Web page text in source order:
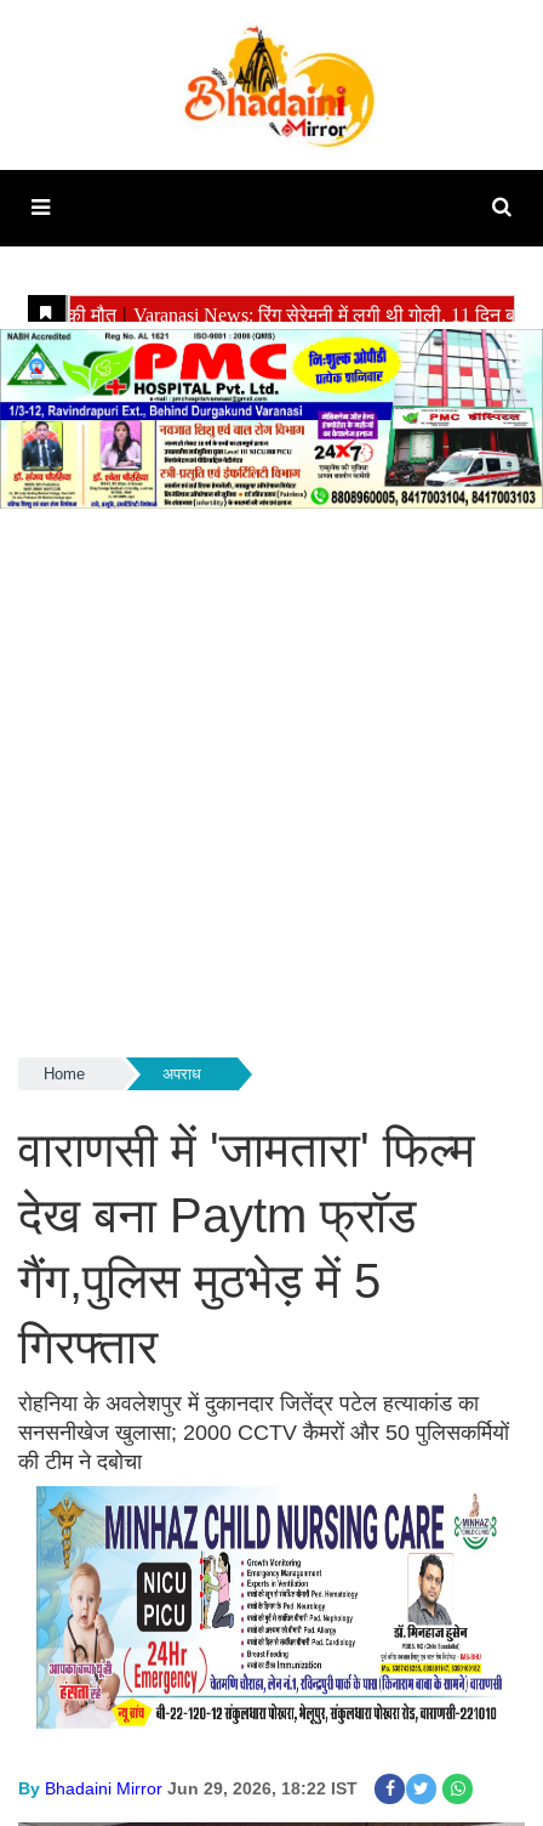
Home अपराध
वाराणसी में 'जामतारा' फिल्म
देख बना Paytm फ्रॉड
गैंग,पुलिस मुठभेड़ में 5
गिरफ्तार
रोहनिया के अवलेशपुर में दुकानदार जितेंद्र पटेल हत्याकांड का
सनसनीखेज खुलासा; 2000 CCTV कैमरों और 50 पुलिसकर्मियों
की टीम ने दबोचा
By Bhadaini Mirror Jun 29, 2026, 18:22 IST